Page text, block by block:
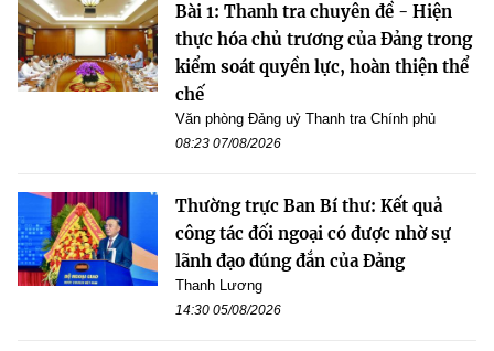
Bài 1: Thanh tra chuyên đề - Hiện
thực hóa chủ trương của Đảng trong
kiểm soát quyền lực, hoàn thiện thể
chế
Văn phòng Đảng uỷ Thanh tra Chính phủ
08:23 07/08/2026
Thường trực Ban Bí thư: Kết quả
công tác đối ngoại có được nhờ sự
lãnh đạo đúng đắn của Đảng
Thanh Lương
14:30 05/08/2026